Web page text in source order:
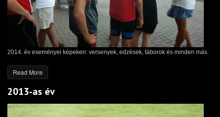
2014. év eseményei képeken: versenyek, edzések, táborok és minden más.
Read More
2013-as év